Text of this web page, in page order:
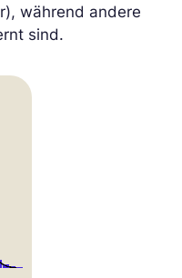
während andere
sind.